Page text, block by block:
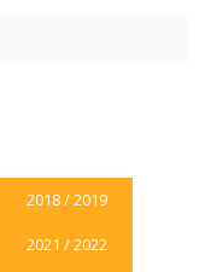
2018 / 2019
2021 / 2022